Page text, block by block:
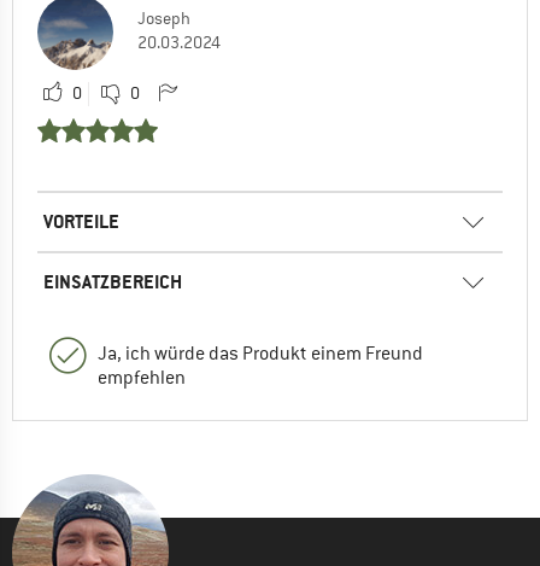
Joseph
20.03.2024
0 0
VORTEILE
EINSATZBEREICH
Ja, ich würde das Produkt einem Freund
empfehlen